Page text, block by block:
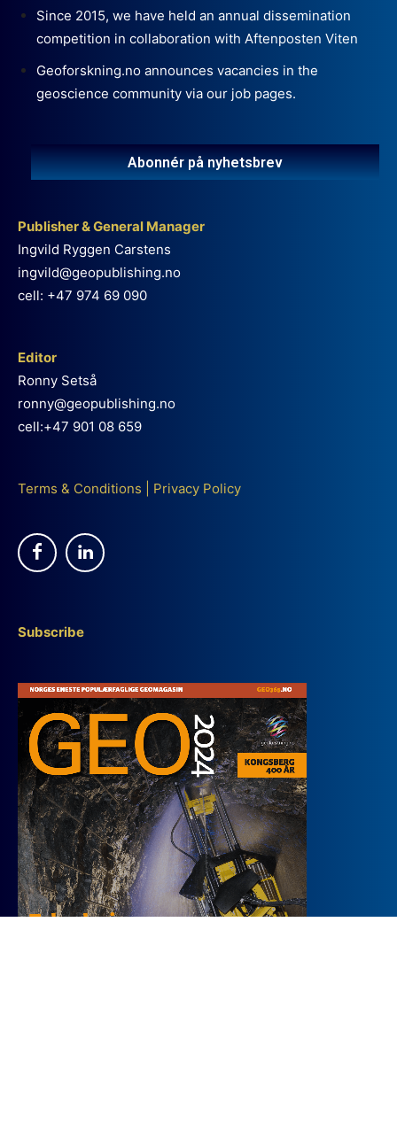
Since 2015, we have held an annual dissemination
competition in collaboration with Aftenposten Viten
Geoforskning.no announces vacancies in the
geoscience community via our job pages.
Abonnér på nyhetsbrev
Publisher & General Manager
Ingvild Ryggen Carstens
ingvild@geopublishing.no
cell: +47 974 69 090
Editor
Ronny Setså
ronny@geopublishing.no
cell:+47 901 08 659
Terms & Conditions Privacy Policy
Subscribe